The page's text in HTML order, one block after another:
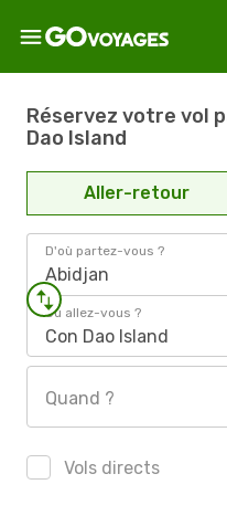
Réservez votre vol
Dao Island
Aller-retour
D'où partez-vous ?
Abidjan
Où allez-vous ?
Con Dao Island
Quand ?
Vols directs